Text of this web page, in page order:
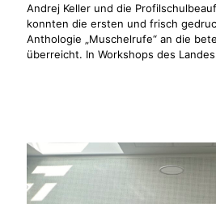
Andrej Keller und die
konnten die ersten und frisch
Anthologie „Muschelrufe“ an die
überreicht. In Workshops des